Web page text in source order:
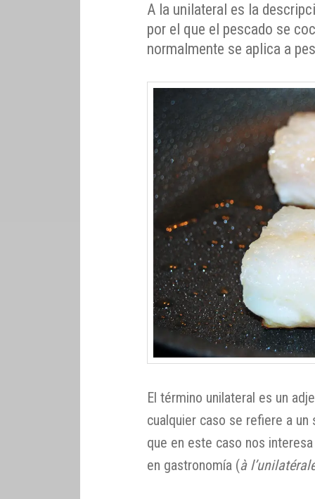
A la unilateral es la
por el que el pescado se
normalmente se aplica a
El término unilateral es un
cualquier caso se refiere a
que en este caso nos
en gastronomía (à